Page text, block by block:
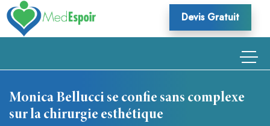
Skip
to
content
Devis Gratuit
Monica Bellucci se confie sans complexe
sur la chirurgie esthétique